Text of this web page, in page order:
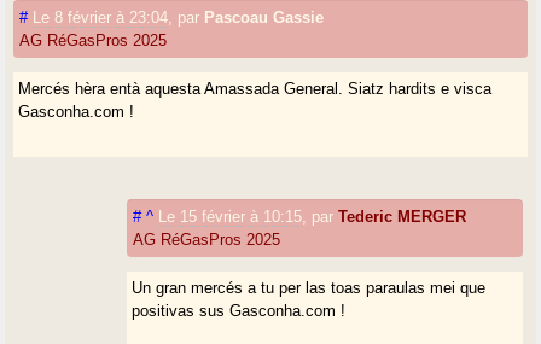
# Le 8 février à 23:04 par Pascoau Gassie
AG RéGasPros 2025
Mercés hèra entà aquesta Amassada General. Siatz hardits e visca
Gasconha.com !
# ^ Le 15 février à 10:15 parTederic MERGER
AG RéGasPros 2025
Un gran mercés a tu per las toas paraulas mei que
positivas sus Gasconha.com !